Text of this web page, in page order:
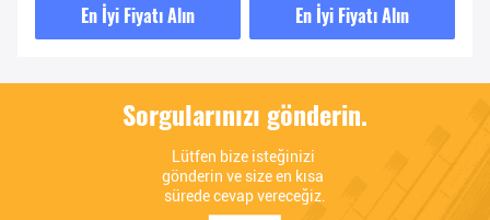
En İyi Fiyatı Alın En İyi Fiyatı Alın
Sorgularınızı gönderin.
Lütfen bize isteğinizi
gönderin ve size en kısa
sürede cevap vereceğiz.